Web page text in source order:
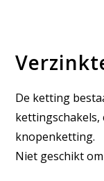
De ketting
kettingschakels,
knopenketting.
Niet geschikt